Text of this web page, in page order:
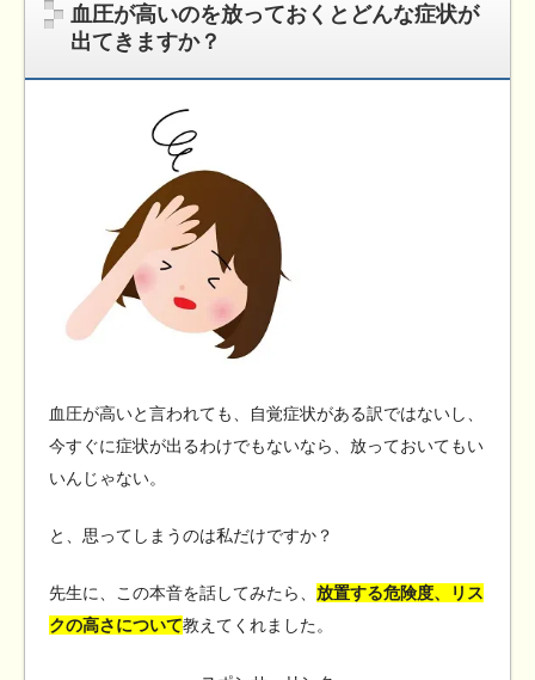
血圧が高いのを放っておくとどんな症状が
出てきますか？
血圧が高いと言われても、自覚症状がある訳ではないし、
今すぐに症状が出るわけでもないなら、放っておいてもい
いんじゃない。
と、思ってしまうのは私だけですか？
先生に、この本音を話してみたら、 放置する危険度、リス
クの高さについて教えてくれました。